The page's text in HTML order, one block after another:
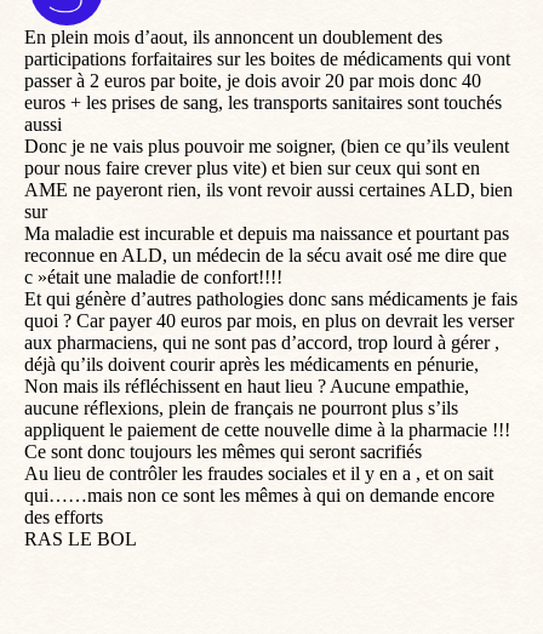
En plein mois d’aout, ils annoncent un doublement des
participations forfaitaires sur les boites de médicaments qui vont
passer à 2 euros par boite, je dois avoir 20 par mois donc 40
euros + les prises de sang, les transports sanitaires sont touchés
aussi
Donc je ne vais plus pouvoir me soigner, (bien ce qu’ils veulent
pour nous faire crever plus vite) et bien sur ceux qui sont en
AME ne payeront rien, ils vont revoir aussi certaines ALD, bien
sur
Ma maladie est incurable et depuis ma naissance et pourtant pas
reconnue en ALD, un médecin de la sécu avait osé me dire que
c »était une maladie de confort!!!!
Et qui génère d’autres pathologies donc sans médicaments je fais
quoi ? Car payer 40 euros par mois, en plus on devrait les verser
aux pharmaciens, qui ne sont pas d’accord, trop lourd à gérer ,
déjà qu’ils doivent courir après les médicaments en pénurie,
Non mais ils réfléchissent en haut lieu ? Aucune empathie,
aucune réflexions, plein de français ne pourront plus s’ils
appliquent le paiement de cette nouvelle dime à la pharmacie !!!
Ce sont donc toujours les mêmes qui seront sacrifiés
Au lieu de contrôler les fraudes sociales et il y en a , et on sait
qui……mais non ce sont les mêmes à qui on demande encore
des efforts
RAS LE BOL